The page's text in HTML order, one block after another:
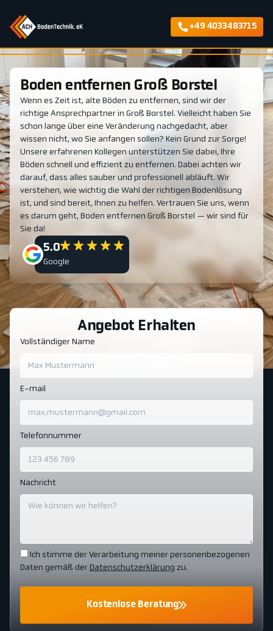
+49 4033483715
Boden entfernen Groß Borstel
Wenn es Zeit ist, alte Böden zu entfernen, sind wir der
richtige Ansprechpartner in Groß Borstel. Vielleicht haben Sie
schon lange über eine Veränderung nachgedacht, aber
wissen nicht, wo Sie anfangen sollen? Kein Grund zur Sorge!
Unsere erfahrenen Kollegen unterstützen Sie dabei, Ihre
Böden schnell und effizient zu entfernen. Dabei achten wir
darauf, dass alles sauber und professionell abläuft. Wir
verstehen, wie wichtig die Wahl der richtigen Bodenlösung
ist, und sind bereit, Ihnen zu helfen. Vertrauen Sie uns, wenn
es darum geht, Boden entfernen Groß Borstel — wir sind für
Sie da!
5.0
Google
Angebot Erhalten
Vollständiger Name
E-mail
Telefonnummer
Nachricht
Ich stimme der Verarbeitung meiner personenbezogenen
Daten gemäß der Datenschutzerklärung zu.
Kostenlose Beratung